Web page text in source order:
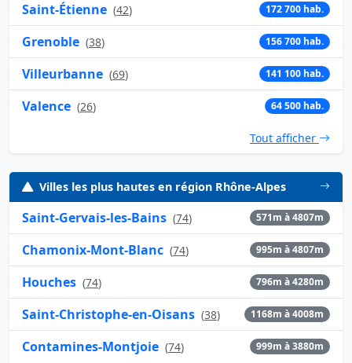
Saint-Étienne (42) 172 700 hab.
Grenoble (38) 156 700 hab.
Villeurbanne (69) 141 100 hab.
Valence (26) 64 500 hab.
Tout afficher
Villes les plus hautes en région Rhône-Alpes
Saint-Gervais-les-Bains (74) 571m à 4807m
Chamonix-Mont-Blanc (74) 995m à 4807m
Houches (74) 796m à 4280m
Saint-Christophe-en-Oisans (38) 1168m à 4008m
Contamines-Montjoie (74) 999m à 3880m